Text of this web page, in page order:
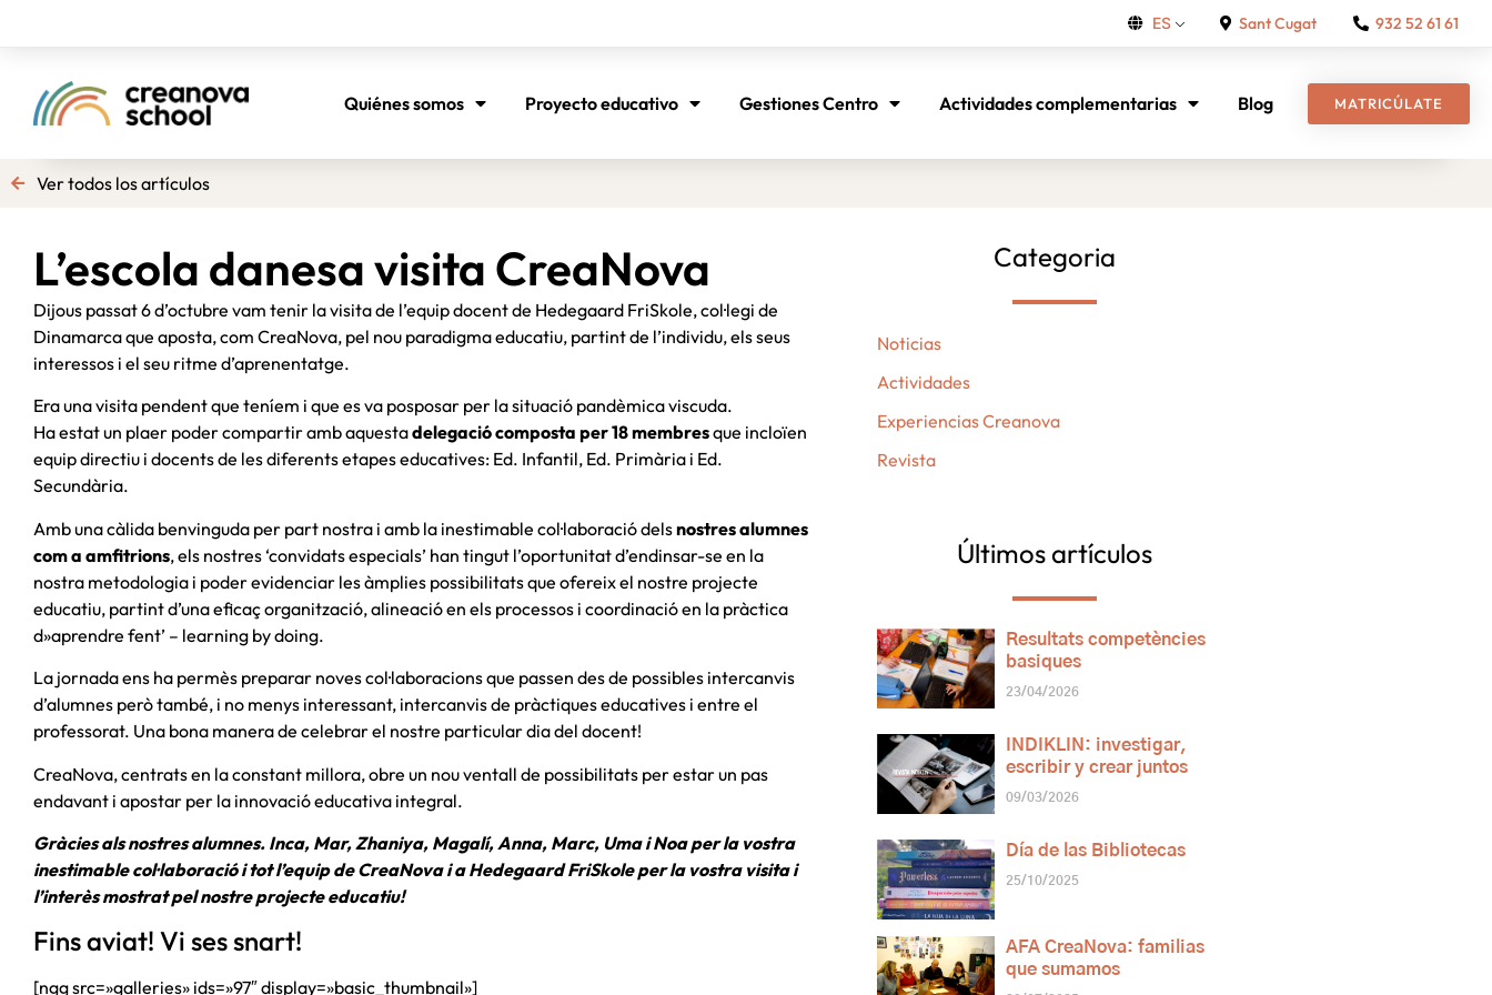
ES Sant Cugat 932 52 61 61
Quiénes somos Proyecto educativo Gestiones Centro Actividades complementarias Blog MATRICÚLATE
Ver todos los artículos
L’escola danesa visita CreaNova
Dijous passat 6 d’octubre vam tenir la visita de l’equip docent de Hedegaard FriSkole, col·legi de
Dinamarca que aposta, com CreaNova, pel nou paradigma educatiu, partint de l’individu, els seus
interessos i el seu ritme d’aprenentatge.
Era una visita pendent que teníem i que es va posposar per la situació pandèmica viscuda.
Ha estat un plaer poder compartir amb aquestadelegació composta per 18 membresque incloïen
equip directiu i docents de les diferents etapes educatives: Ed. Infantil, Ed. Primària i Ed.
Secundària.
Amb una càlida benvinguda per part nostra i amb la inestimable col·laboració delsnostres alumnes
com a amfitrions, els nostres ‘convidats especials’ han tingut l’oportunitat d’endinsar-se en la
nostra metodologia i poder evidenciar les àmplies possibilitats que ofereix el nostre projecte
educatiu, partint d’una eficaç organització, alineació en els processos i coordinació en la pràctica
d»aprendre fent’ – learning by doing.
La jornada ens ha permès preparar noves col·laboracions que passen des de possibles intercanvis
d’alumnes però també, i no menys interessant, intercanvis de pràctiques educatives i entre el
professorat. Una bona manera de celebrar el nostre particular dia del docent!
CreaNova, centrats en la constant millora, obre un nou ventall de possibilitats per estar un pas
endavant i apostar per la innovació educativa integral.
Gràcies als nostres alumnes. Inca, Mar, Zhaniya, Magalí, Anna, Marc, Uma i Noa per la vostra
inestimable col·laboració i tot l’equip de CreaNova i a Hedegaard FriSkole per la vostra visita i
l’interès mostrat pel nostre projecte educatiu!
Fins aviat! Vi ses snart!
[ngg src=»galleries» ids=»97″ display=»basic_thumbnail»]
Categoria
Noticias
Actividades
Experiencias Creanova
Revista
Últimos artículos
Resultats competències
basiques
23/04/2026
INDIKLIN: investigar,
escribir y crear juntos
09/03/2026
Día de las Bibliotecas
25/10/2025
AFA CreaNova: familias
que sumamos